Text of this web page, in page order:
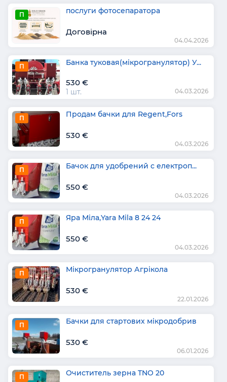
П послуги фотосепаратора
Договірна
04.04.2026
П Банка туковая(мікрогранулятор) У...
530 €
1 шт. 04.03.2026
П Продам бачки для Regent,Fors
530 €
04.03.2026
П Бачок для удобрений с електроп...
550 €
04.03.2026
П Яра Міла,Yara Mila 8 24 24
550 €
04.03.2026
П Мікрогранулятор Агрікола
530 €
22.01.2026
П Бачки для стартових мікродобрив
530 €
06.01.2026
П Очиститель зерна TNO 20